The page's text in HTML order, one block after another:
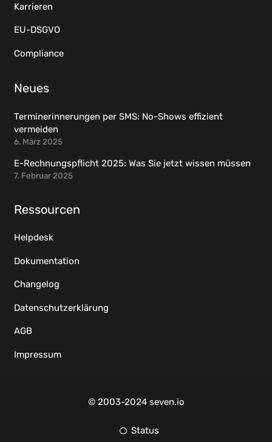
Karrieren
EU-DSGVO
Compliance
Neues
Terminerinnerungen per SMS: No-Shows effizient
vermeiden
6. März 2025
E-Rechnungspflicht 2025: Was Sie jetzt wissen müssen
7. Februar 2025
Ressourcen
Helpdesk
Dokumentation
Changelog
Datenschutzerklärung
AGB
Impressum
© 2003-2024 seven.io
Status